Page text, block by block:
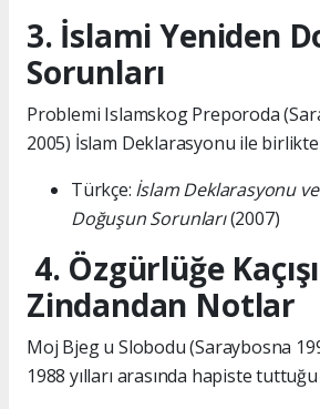
3. İslami Yeniden
Sorunları
Problemi Islamskog Preporoda
2005) İslam Deklarasyonu ile birlikte
Türkçe: İslam Deklarasyonu
Doğuşun Sorunları(2007)
4. Özgürlüğe
Zindandan Notlar
Moj Bjeg u Slobodu (Saraybosna
1988 yılları arasında hapiste